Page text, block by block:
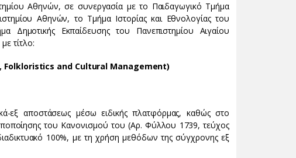
Αθηνών, σε συνεργασία με το Παιδαγωγικό Τμήμα
Αθηνών, το Τμήμα Ιστορίας και Εθνολογίας του
Δημοτικής Εκπαίδευσης του Πανεπιστημίου Αιγαίου
τίτλο:
Folkloristics and Cultural Management)
εξ αποστάσεως μέσω ειδικής πλατφόρμας, καθώς στο
του Κανονισμού του (Αρ. Φύλλου 1739, τεύχος
100%, με τη χρήση μεθόδων της σύγχρονης εξ